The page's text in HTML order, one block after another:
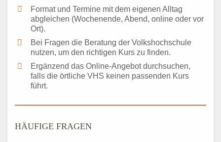
Format und Termine mit dem eigenen Alltag
abgleichen (Wochenende, Abend, online oder vor
Ort).
Bei Fragen die Beratung der Volkshochschule
nutzen, um den richtigen Kurs zu finden.
Ergänzend das Online-Angebot durchsuchen,
falls die örtliche VHS keinen passenden Kurs
führt.
HÄUFIGE FRAGEN